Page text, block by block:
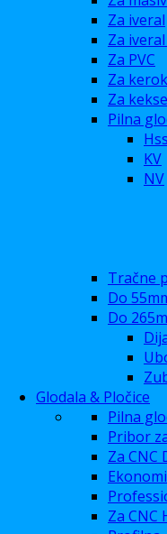
Za iveral
Za
Za PVC
Za kerok
Za
Pilna
Hss
KV
NV
Tračne
Do
Do
Glodala & Pločice
Pilna
Pribor
Za CNC
Za CNC